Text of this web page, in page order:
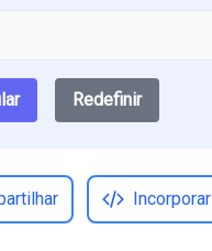
Redefinir
Incorporar